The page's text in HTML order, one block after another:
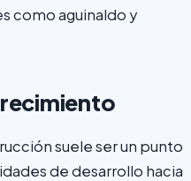
como aguinaldo y
suele ser un punto
de desarrollo hacia